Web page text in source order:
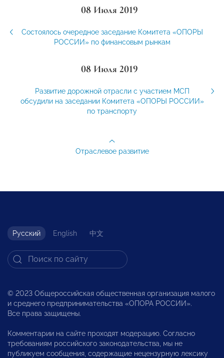
08 Июля 2019
Состоялось очередное заседание Комитета «ОПОРЫ
РОССИИ» по финансовым рынкам
08 Июля 2019
Развитие дорожной отрасли с участием МСП
обсудили на заседании Комитета «ОПОРЫ РОССИИ»
по транспорту
Отраслевое развитие
Русский English 中文
© 2023 Общероссийская общественная организация малого
и среднего предпринимательства «ОПОРА РОССИИ».
Все права защищены.
Комментарии на сайте проходят модерацию. Согласно
требованиям российского законодательства, мы не
публикуем сообщения, содержащие нецензурную лексику